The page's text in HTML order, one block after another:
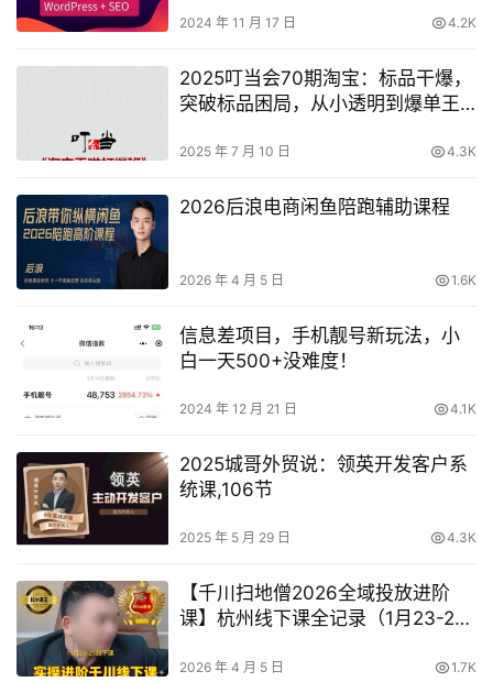
2024 年 11 月 17 日 4.2K
2025叮当会70期淘宝：标品干爆，
突破标品困局，从小透明到爆单王
2025 年 7 月 10 日 4.3K
2026后浪电商闲鱼陪跑辅助课程
2026 年 4 月 5 日 1.6K
信息差项目，手机靓号新玩法，小
白一天500+没难度！
2024 年 12 月 21 日 4.1K
2025城哥外贸说：领英开发客户系
统课,106节
2025 年 5 月 29 日 4.3K
【千川扫地僧2026全域投放进阶
课】杭州线下课全记录（1月23-25
小时全程录音+字幕
2026 年 4 月 5 日 1.7K